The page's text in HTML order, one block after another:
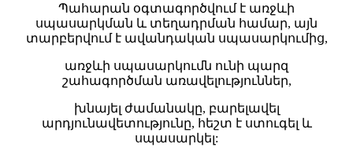
Պահարան օգտագործվում է առջևի
սպասարկման և տեղադրման համար, այն
տարբերվում է ավանդական սպասարկումից,
առջևի սպասարկումն ունի պարզ
շահագործման առավելություններ,
խնայել ժամանակը, բարելավել
արդյունավետությունը, հեշտ է ստուգել և
սպասարկել: